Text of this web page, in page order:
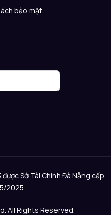
bảo mật
Sở Tài Chính Đà Nẵng cấp
2025
All Rights Reserved.